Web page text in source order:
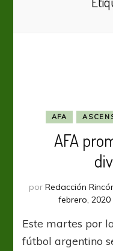
AFA
AFA
por Redacción
febrero, 2020
Este martes por
fútbol argentino